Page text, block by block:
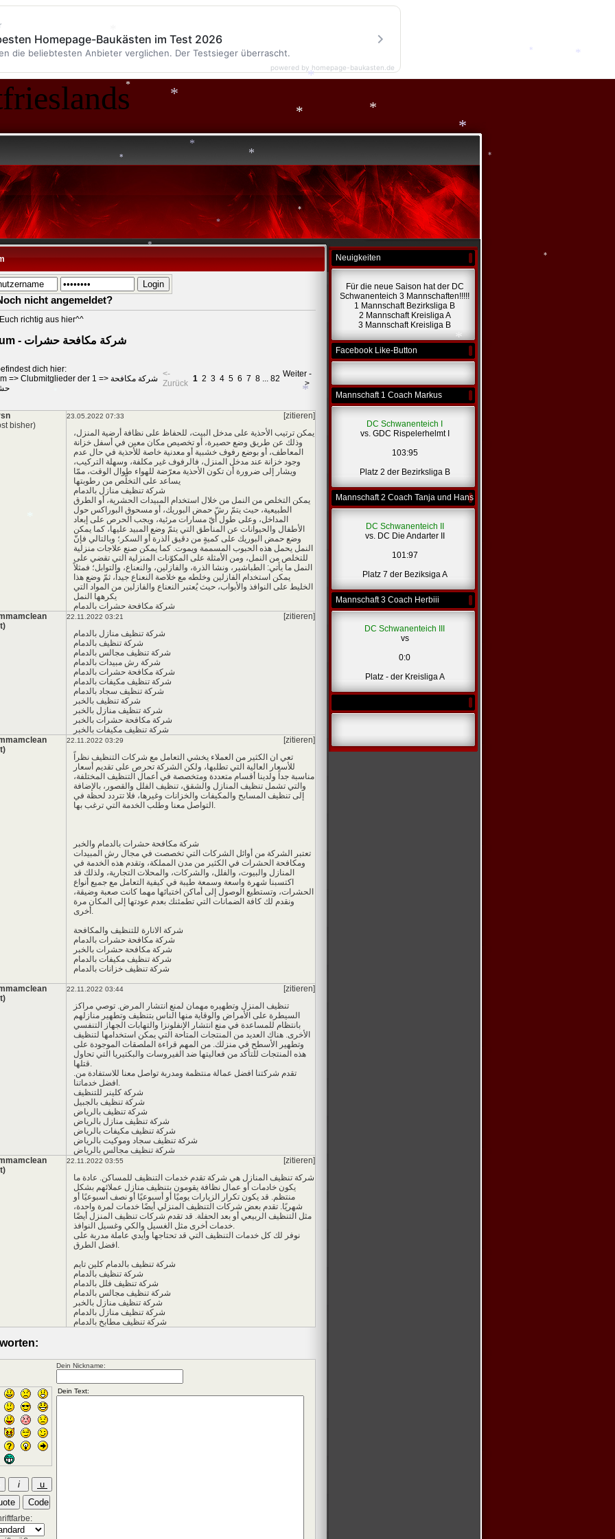
nicht angemeldet?
richtig aus hier^^
Forum - شركة مكافحة حشرات
dich hier:
=> Clubmitglieder der 1 => شركة مكافحة <-
Zurück 1 2 3 4 5 6 7 8 ... 82 Weiter -
>
bisher)
23.05.2022 07:33
[zitieren]
يمكن ترتيب الأحذية على مدخل البيت، للحفاظ على نظافة أرضية المنزل،
وذلك عن طريق وضع حصيرة، أو تخصيص مكان معين في أسفل خزانة
المعاطف، أو بوضع رفوف خشبية أو معدنية خاصة للأحذية في حال عدم
وجود خزانة عند مدخل المنزل، فالرفوف غير مكلفة، وسهلة التركيب،
ويشار إلى ضرورة أن تكون الأحذية معرّضة للهواء طوال الوقت، ممّا
يساعد على التخلّص من رطوبتها
شركة تنظيف منازل بالدمام
يمكن التخلص من النمل من خلال استخدام المبيدات الحشرية، أو الطرق
الطبيعية، حيث يتمّ رشّ حمض البوريك، أو مسحوق البوراكس حول
المداخل، وعلى طول أيّ مسارات مرئية، ويجب الحرص على إبعاد
الأطفال والحيوانات عن المناطق التي يتمّ وضع المبيد عليها، كما يمكن
وضع حمض البوريك على كميةٍ من دقيق الذرة أو السكر؛ وبالتالي فإنّ
النمل يحمل هذه الحبوب المسممة ويموت. كما يمكن صنع علاجات منزلية
للتخلص من النمل، ومن الأمثلة على المكوّنات المنزلية التي تقضي على
النمل ما يأتي: الطباشير، ونشا الذرة، والفازلين، والنعناع، والتوابل؛ فمثلاً
يمكن استخدام الفازلين وخلطه مع خلاصة النعناع جيداً، ثمّ وضع هذا
الخليط على النوافذ والأبواب، حيث يُعتبر النعناع والفازلين من المواد التي
يكرهها النمل
شركة مكافحة حشرات بالدمام
22.11.2022 03:21
[zitieren]
شركة تنظيف منازل بالدمام
شركة تنظيف بالدمام
شركة تنظيف مجالس بالدمام
شركة رش مبيدات بالدمام
شركة مكافحة حشرات بالدمام
شركة تنظيف مكيفات بالدمام
شركة تنظيف سجاد بالدمام
شركة تنظيف بالخبر
شركة تنظيف منازل بالخبر
شركة مكافحة حشرات بالخبر
شركة تنظيف مكيفات بالخبر
22.11.2022 03:29
[zitieren]
تعي ان الكثير من العملاء يخشي التعامل مع شركات التنظيف نظراً
للأسعار العالية التي تطلبها، ولكن الشركة تحرص على تقديم أسعار
مناسبة جداً ولدينا أقسام متعددة ومتخصصة في أعمال التنظيف المختلفة،
والتي تشمل تنظيف المنازل والشقق، تنظيف الفلل والقصور، بالإضافة
إلى تنظيف المسابح والمكيفات والخزانات وغيرها، فلا تتردد لحظة في
التواصل معنا وطلب الخدمة التي ترغب بها.
شركة مكافحة حشرات بالدمام والخبر
تعتبر الشركة من أوائل الشركات التي تخصصت في مجال رش المبيدات
ومكافحة الحشرات في الكثير من مدن المملكة، وتقدم هذه الخدمة في
المنازل والبيوت، والفلل، والشركات، والمحلات التجارية، ولذلك قد
اكتسبنا شهرة واسعة وسمعة طيبة في كيفية التعامل مع جميع أنواع
الحشرات، وتستطيع الوصول إلى أماكن اختبائها مهما كانت صعبة وضيقة،
ونقدم لك كافة الضمانات التي تطمئنك بعدم عودتها إلى المكان مرة
أخرى.
شركة الانارة للتنظيف والمكافحة
شركة مكافحة حشرات بالدمام
شركة مكافحة حشرات بالخبر
شركة تنظيف مكيفات بالدمام
شركة تنظيف خزانات بالدمام
22.11.2022 03:44
[zitieren]
تنظيف المنزل وتطهيره مهمان لمنع انتشار المرض. توصي مراكز
السيطرة على الأمراض والوقاية منها الناس بتنظيف وتطهير منازلهم
بانتظام للمساعدة في منع انتشار الإنفلونزا والتهابات الجهاز التنفسي
الأخرى. هناك العديد من المنتجات المتاحة التي يمكن استخدامها لتنظيف
وتطهير الأسطح في منزلك. من المهم قراءة الملصقات الموجودة على
هذه المنتجات للتأكد من فعاليتها ضد الفيروسات والبكتيريا التي تحاول
قتلها.
.تقدم شركتنا افضل عمالة منتظمة ومدربة تواصل معنا للاستفادة من
افضل خدماتنا.
شركة كلينر للتنظيف
شركة تنظيف بالجبيل
شركة تنظيف بالرياض
شركة تنظيف منازل بالرياض
شركة تنظيف مكيفات بالرياض
شركة تنظيف سجاد وموكيت بالرياض
شركة تنظيف مجالس بالرياض
22.11.2022 03:55
[zitieren]
شركة تنظيف المنازل هي شركة تقدم خدمات التنظيف للمساكن. عادة ما
يكون خادمات أو عمال نظافة يقومون بتنظيف منازل عملائهم بشكل
منتظم. قد يكون تكرار الزيارات يوميًا أو أسبوعيًا أو نصف أسبوعيًا أو
شهريًا. تقدم بعض شركات التنظيف المنزلي أيضًا خدمات لمرة واحدة،
مثل التنظيف الربيعي أو بعد الحفلة. قد تقدم شركات تنظيف المنزل أيضًا
خدمات أخرى مثل الغسيل والكي وغسيل النوافذ.
نوفر لك كل خدمات التنظيف التي قد تحتاجها وأيدي عاملة مدربة على
افضل الطرق.
شركة تنظيف بالدمام كلين تايم
شركة تنظيف بالدمام
شركة تنظيف فلل بالدمام
شركة تنظيف مجالس بالدمام
شركة تنظيف منازل بالخبر
شركة تنظيف منازل بالدمام
شركة تنظيف مطابخ بالدمام
Dein Nickname:
Neuigkeiten
Für die neue Saison hat der DC
Schwanenteich 3 Mannschaften!!!!!
1 Mannschaft Bezirksliga B
2 Mannschaft Kreisliga A
3 Mannschaft Kreisliga B
Facebook Like-Button
Mannschaft 1 Coach Markus
DC Schwanenteich I
vs. GDC Rispelerhelmt I
103:95
Platz 2 der Bezirksliga B
Mannschaft 2 Coach Tanja und Hans
DC Schwanenteich II
vs. DC Die Andarter II
101:97
Platz 7 der Beziksiga A
Mannschaft 3 Coach Herbiii
DC Schwanenteich III
vs
0:0
Platz - der Kreisliga A
Homepage-Baukästen im Test 2026
die beliebtesten Anbieter verglichen. Der Testsieger überrascht.
powered by homepage-baukasten.de
*
*
*
*
*
*
*
*
*
*
*
*